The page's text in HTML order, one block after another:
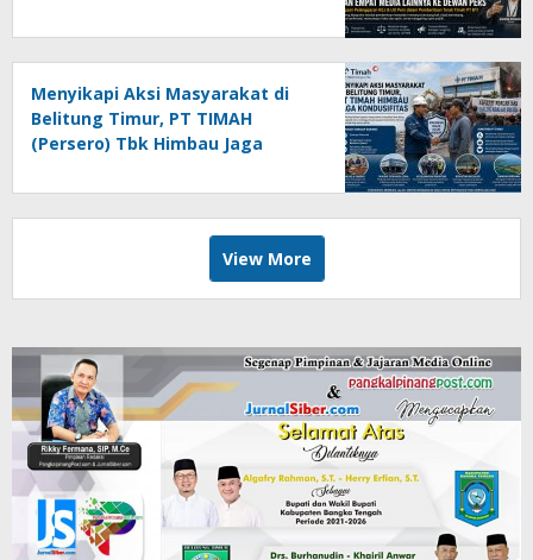
Pers
Menyikapi Aksi Masyarakat di
Belitung Timur, PT TIMAH
(Persero) Tbk Himbau Jaga
View More